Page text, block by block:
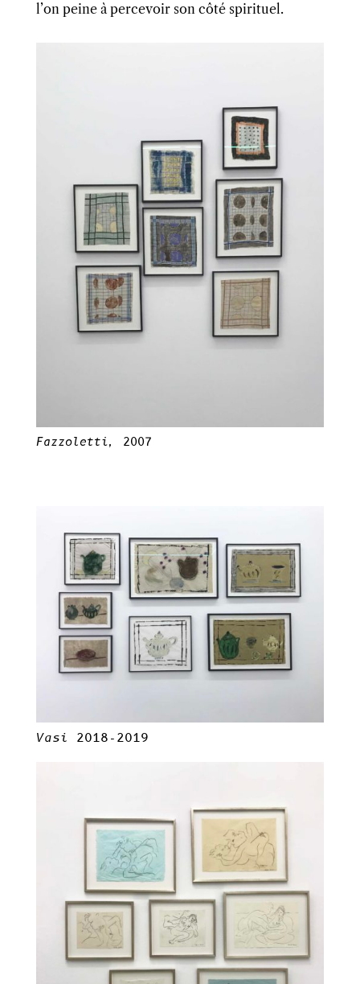
l’on peine à percevoir son côté spirituel.
Fazzoletti, 2007
Vasi 2018-2019